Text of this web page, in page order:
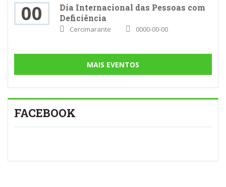
00
Dia Internacional das Pessoas com
Deficiência
Cercimarante 0000-00-00
MAIS EVENTOS
FACEBOOK